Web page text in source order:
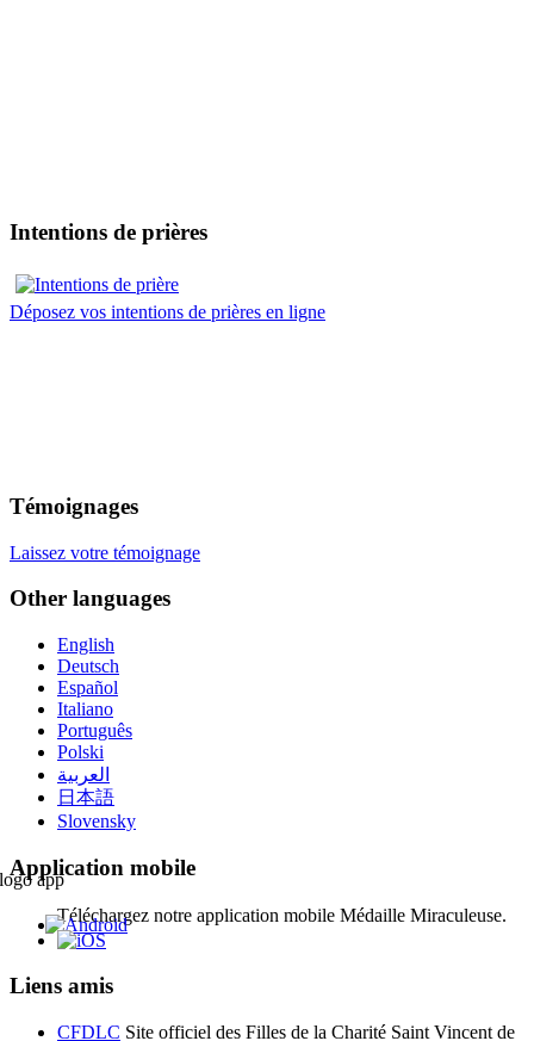
Intentions de prières
Déposez vos intentions de prières en ligne
Témoignages
Laissez votre témoignage
Other languages
English
Deutsch
Español
Italiano
Português
Polski
العربية
日本語
Slovensky
Application mobile
Téléchargez notre application mobile Médaille Miraculeuse.
Liens amis
CFDLC Site officiel des Filles de la Charité Saint Vincent de